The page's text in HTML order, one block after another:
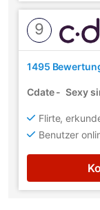
9
1495
Cdate- Sexy
Flirte,
Benutzer